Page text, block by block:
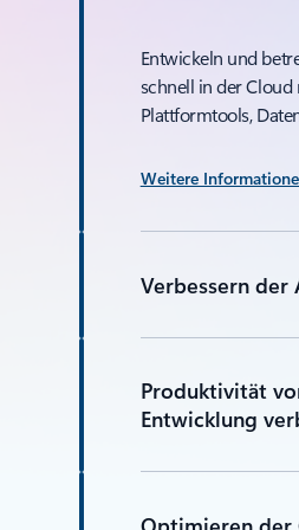
Entwickeln und
schnell in der
Plattformtools,
Weitere
Verbessern der
Produktivität
Entwicklung